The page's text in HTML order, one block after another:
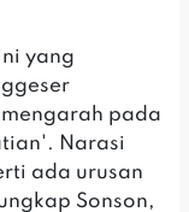
yang
pada
Narasi
ada urusan
Sonson,